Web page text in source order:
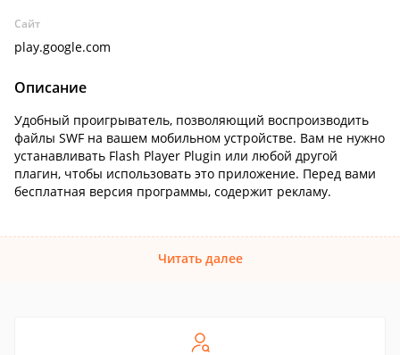
Сайт
play.google.com
Описание
Удобный проигрыватель, позволяющий воспроизводить
файлы SWF на вашем мобильном устройстве. Вам не нужно
устанавливать Flash Player Plugin или любой другой
плагин, чтобы использовать это приложение. Перед вами
бесплатная версия программы, содержит рекламу.
Читать далее